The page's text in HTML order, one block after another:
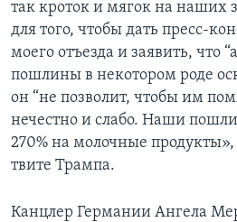
так кроток и мягок на наших
для того, чтобы дать пресс-
моего отъезда и заявить, что
пошлины в некотором роде
он “не позволит, чтобы им
нечестно и слабо. Наши
270% на молочные продукты»,
твите Трампа.
Канцлер Германии Ангела